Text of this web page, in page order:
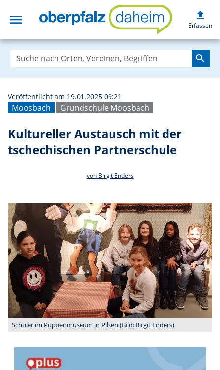
menu Kultureller
upload
Erfassen
search
Moosbach Grundschule Moosbach
Veröffentlicht am 19.01.2025 09:21
Kultureller Austausch mit der
tschechischen Partnerschule
von Birgit Enders
Schüler im Puppenmuseum in Pilsen (Bild: Birgit Enders)